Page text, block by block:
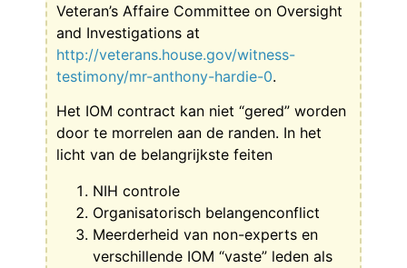
Veteran’s Affaire Committee on Oversight
and Investigations at
http://veterans.house.gov/witness-
testimony/mr-anthony-hardie-0.
Het IOM contract kan niet “gered” worden
door te morrelen aan de randen. In het
licht van de belangrijkste feiten
NIH controle
Organisatorisch belangenconflict
Meerderheid van non-experts en
verschillende IOM “vaste” leden als